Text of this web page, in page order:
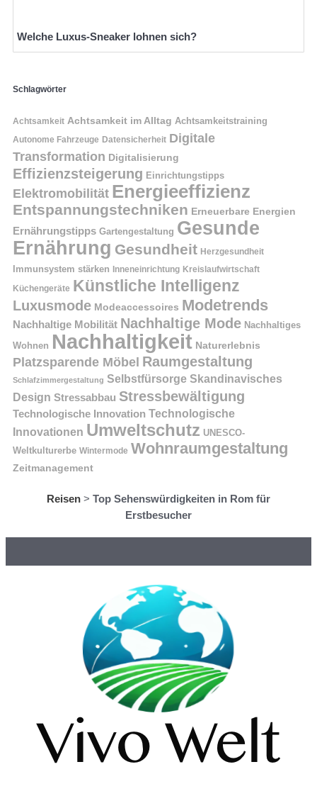
Welche Luxus-Sneaker lohnen sich?
Schlagwörter
Achtsamkeit Achtsamkeit im Alltag Achtsamkeitstraining
Autonome Fahrzeuge Datensicherheit Digitale
Transformation Digitalisierung
Effizienzsteigerung Einrichtungstipps
Elektromobilität Energieeffizienz
Entspannungstechniken Erneuerbare Energien
Ernährungstipps Gartengestaltung Gesunde
Ernährung Gesundheit Herzgesundheit
Immunsystem stärken Inneneinrichtung Kreislaufwirtschaft
Küchengeräte Künstliche Intelligenz
Luxusmode Modeaccessoires Modetrends
Nachhaltige Mobilität Nachhaltige Mode Nachhaltiges
Wohnen Nachhaltigkeit Naturerlebnis
Platzsparende Möbel Raumgestaltung
Schlafzimmergestaltung Selbstfürsorge Skandinavisches
Design Stressabbau Stressbewältigung
Technologische Innovation Technologische
Innovationen Umweltschutz UNESCO-
Weltkulturerbe Wintermode Wohnraumgestaltung
Zeitmanagement
Reisen > Top Sehenswürdigkeiten in Rom für
Erstbesucher